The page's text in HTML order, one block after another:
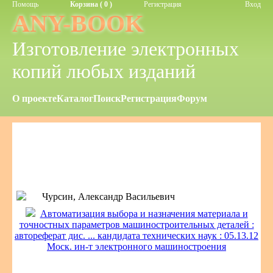
Помощь Корзина ( 0 ) Регистрация Вход
ANY-BOOK
Изготовление электронных
копий любых изданий
О проектеКаталогПоискРегистрацияФорум
Чурсин, Александр Васильевич
Автоматизация выбора и назначения материала и
точностных параметров машиностроительных деталей :
автореферат дис. ... кандидата технических наук : 05.13.12
Моск. ин-т электронного машиностроения